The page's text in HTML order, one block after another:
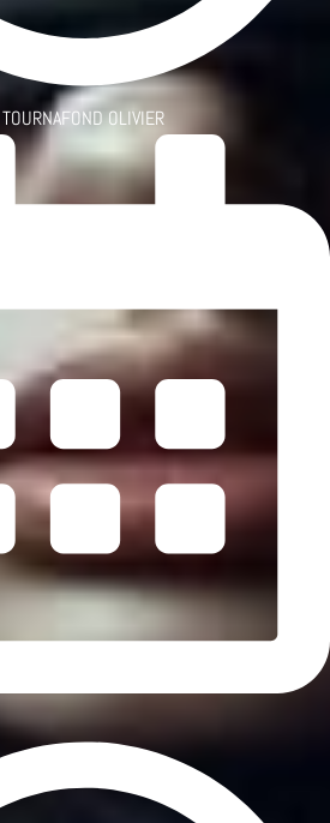
TOURNAFOND OLIVIER